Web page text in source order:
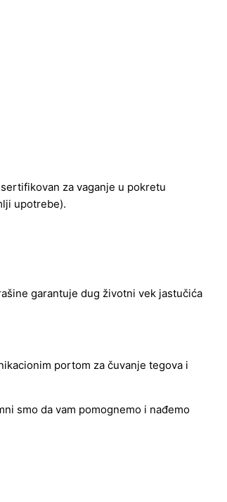
za vaganje u pokretu
upotrebe).
garantuje dug životni vek jastučića
portom za čuvanje tegova i
smo da vam pomognemo i nađemo